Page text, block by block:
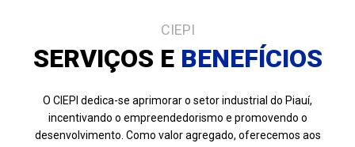
CIEPI
SERVIÇOS E BENEFÍCIOS
O CIEPI dedica-se aprimorar o setor industrial do Piauí,
incentivando o empreendedorismo e promovendo o
desenvolvimento. Como valor agregado, oferecemos aos